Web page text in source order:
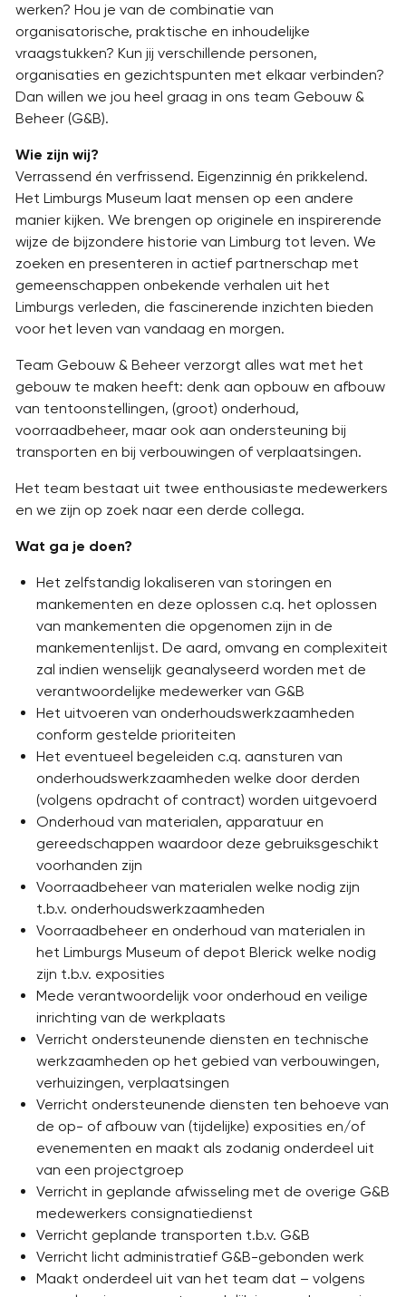
werken? Hou je van de combinatie van
organisatorische, praktische en inhoudelijke
vraagstukken? Kun jij verschillende personen,
organisaties en gezichtspunten met elkaar verbinden?
Dan willen we jou heel graag in ons team Gebouw &
Beheer (G&B).
Wie zijn wij?
Verrassend én verfrissend. Eigenzinnig én prikkelend.
Het Limburgs Museum laat mensen op een andere
manier kijken. We brengen op originele en inspirerende
wijze de bijzondere historie van Limburg tot leven. We
zoeken en presenteren in actief partnerschap met
gemeenschappen onbekende verhalen uit het
Limburgs verleden, die fascinerende inzichten bieden
voor het leven van vandaag en morgen.
Team Gebouw & Beheer verzorgt alles wat met het
gebouw te maken heeft: denk aan opbouw en afbouw
van tentoonstellingen, (groot) onderhoud,
voorraadbeheer, maar ook aan ondersteuning bij
transporten en bij verbouwingen of verplaatsingen.
Het team bestaat uit twee enthousiaste medewerkers
en we zijn op zoek naar een derde collega.
Wat ga je doen?
Het zelfstandig lokaliseren van storingen en
mankementen en deze oplossen c.q. het oplossen
van mankementen die opgenomen zijn in de
mankementenlijst. De aard, omvang en complexiteit
zal indien wenselijk geanalyseerd worden met de
verantwoordelijke medewerker van G&B
Het uitvoeren van onderhoudswerkzaamheden
conform gestelde prioriteiten
Het eventueel begeleiden c.q. aansturen van
onderhoudswerkzaamheden welke door derden
(volgens opdracht of contract) worden uitgevoerd
Onderhoud van materialen, apparatuur en
gereedschappen waardoor deze gebruiksgeschikt
voorhanden zijn
Voorraadbeheer van materialen welke nodig zijn
t.b.v. onderhoudswerkzaamheden
Voorraadbeheer en onderhoud van materialen in
het Limburgs Museum of depot Blerick welke nodig
zijn t.b.v. exposities
Mede verantwoordelijk voor onderhoud en veilige
inrichting van de werkplaats
Verricht ondersteunende diensten en technische
werkzaamheden op het gebied van verbouwingen,
verhuizingen, verplaatsingen
Verricht ondersteunende diensten ten behoeve van
de op- of afbouw van (tijdelijke) exposities en/of
evenementen en maakt als zodanig onderdeel uit
van een projectgroep
Verricht in geplande afwisseling met de overige G&B
medewerkers consignatiedienst
Verricht geplande transporten t.b.v. G&B
Verricht licht administratief G&B-gebonden werk
Maakt onderdeel uit van het team dat – volgens